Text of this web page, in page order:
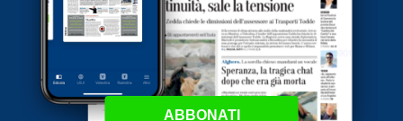
ABBONATI